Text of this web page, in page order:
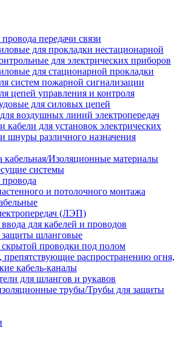
передачи связи
для прокладки нестационарной
для электрических приборов
для стационарной прокладки
систем пожарной сигнализации
цепей управления и контроля
для силовых цепей
воздушных линий электропередач
кабели для установок электрических
шнуры различного назначения
кабельная/Изоляционные материалы
системы
и потолочного монтажа
(ЛЭП)
для кабелей и проводов
шланговые
проводки под полом
распространению огня,
кабель-каналы
для шлангов и рукавов
трубы/Трубы для защиты